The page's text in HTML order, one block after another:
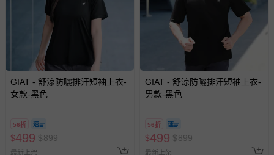
GIAT - 舒涼防曬排汗短袖上衣-
女款-黑色
56折
$499 $899
最新上架
GIAT - 舒涼防曬排汗短袖上衣-
男款-黑色
56折
$499 $899
最新上架